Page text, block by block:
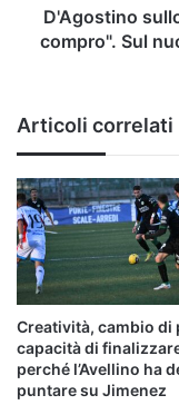
nuovo
la
Curva
Nord...
D'Agostino
compro". Sul
Articoli correlati
Creatività, cambio di
capacità di
perché l’Avellino ha
puntare su Jimenez